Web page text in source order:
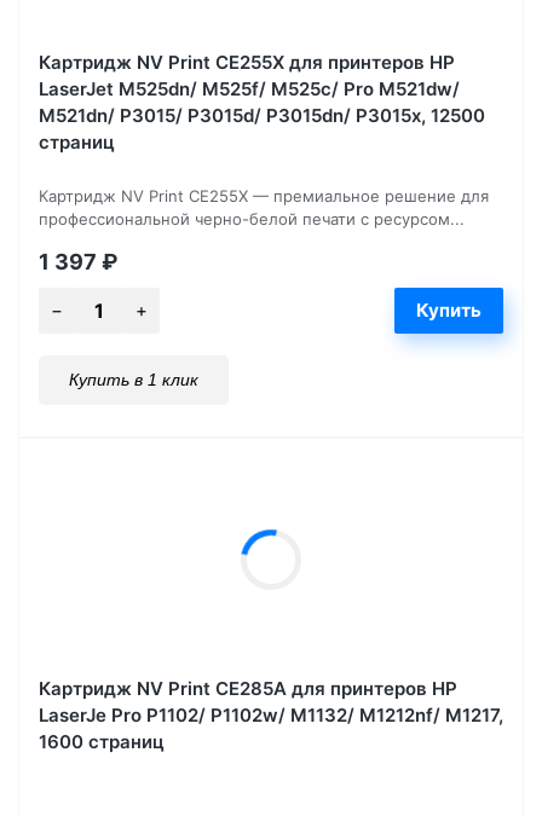
Картридж NV Print CE255X для принтеров HP
LaserJet M525dn/ M525f/ M525c/ Pro M521dw/
M521dn/ P3015/ P3015d/ P3015dn/ P3015x, 12500
страниц
Картридж NV Print CE255X — премиальное решение для
профессиональной черно-белой печати с ресурсом...
1 397 ₽
Купить в 1 клик
Картридж NV Print CE285A для принтеров HP
LaserJe Pro P1102/ P1102w/ M1132/ M1212nf/ М1217,
1600 страниц